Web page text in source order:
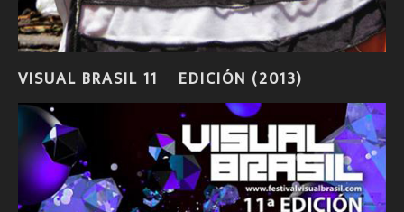
VISUAL BRASIL 11º EDICIÓN (2013)